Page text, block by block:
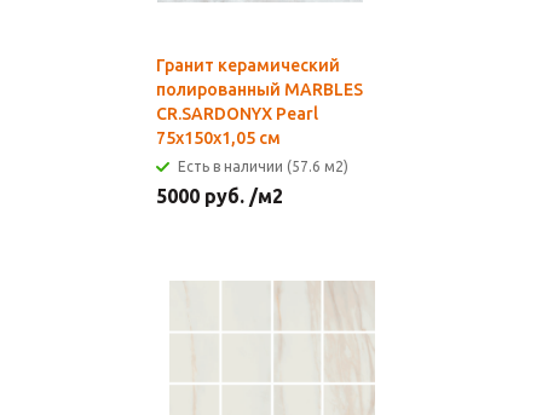
Гранит керамический
полированный MARBLES
CR.SARDONYX Pearl
75x150x1,05 см
Есть в наличии (57.6 м2)
5000 руб. /м2